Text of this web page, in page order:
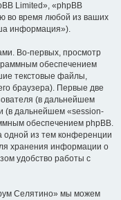
Limited», «phpBB
во время любой из ваших
информация»).
Во-первых, просмотр
обеспечением
текстовые файлы,
браузера). Первые две
(в дальнейшем
(в дальнейшем «session-
обеспечением phpBB.
одной из тем конференции
хранения информации о
удобство работы с
Селятино» мы можем